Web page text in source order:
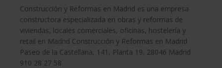
Construcción y Reformas en Madrid es una empresa
constructora especializada en obras y reformas de
viviendas, locales comerciales, oficinas, hostelería y
retail en Madrid Construcción y Reformas en Madrid
Paseo de la Castellana, 141, Planta 19, 28046 Madrid
910 28 27 58